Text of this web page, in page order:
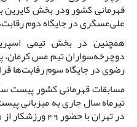
قهرمانی کشور ودر بخش کایرین
علی‌عسگری در جایگاه دوم
همچنین در بخش تیمی
دوچرخه‌سواران تیم مس
رضوی در جایگاه سوم رقابت‌ها
تیرماه سال جاری به میزبانی
در تهران با حضور 49 ورزشکار از 11 استان کشور برگزار می گردد.